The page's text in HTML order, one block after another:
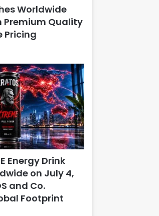
Worldwide
Premium Quality
Pricing
Energy Drink
on July 4,
and Co.
Footprint